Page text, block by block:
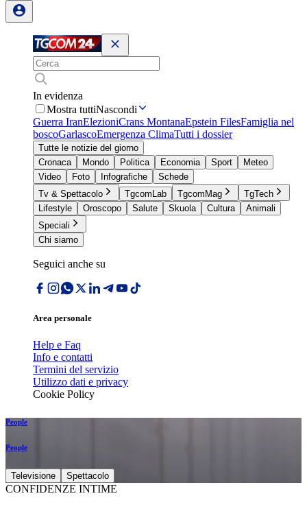
In evidenza
Mostra tuttiNascondi
Guerra IranElezioniCrans MontanaEpstein FilesFamiglia nel
boscoGarlascoEmergenza ClimaTutti i dossier
Tutte le notizie del giorno
Cronaca
Mondo Politica Economia Sport
Meteo
Video
Foto Infografiche
Schede
Tv & Spettacolo
TgcomLab TgcomMag
TgTech
Lifestyle
Oroscopo Salute Skuola Cultura
Animali
Speciali
Chi siamo
Seguici anche su
Area personale
Help e Faq
Info e contatti
Termini del servizio
Utilizzo dati e privacy
Cookie Policy
People
People
Televisione Spettacolo
CONFIDENZE INTIME